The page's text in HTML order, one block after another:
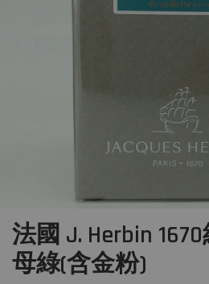
法國 J. Herbin
母綠(含金粉)